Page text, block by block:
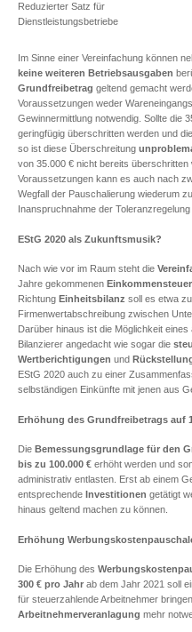
Reduzierter Satz für
Dienstleistungsbetriebe
Im Sinne einer Vereinfachung können
keine weiteren Betriebsausgaben
Grundfreibetrag geltend gemacht
Voraussetzungen weder
Gewinnermittlung notwendig. Sollte die
geringfügig überschritten werden und
so ist diese Überschreitung
von 35.000 € nicht bereits
Voraussetzungen kann es auch nach
Wegfall der Pauschalierung wiederum
Inanspruchnahme der Toleranzregelung
EStG 2020 als Zukunftsmusik?
Nach wie vor im Raum steht die
Jahre gekommenen
Richtung Einheitsbilanz soll es etwa
Firmenwertabschreibung zwischen
Darüber hinaus ist die Möglichkeit
Bilanzierer angedacht wie sogar die
Wertberichtigungen und
EStG 2020 auch zu einer
selbständigen Einkünfte mit jenen aus
Erhöhung des Grundfreibetrags auf
Die Bemessungsgrundlage für den
bis zu 100.000 € erhöht werden und
administrativ entlasten. Erst ab einem
entsprechende Investitionen getätigt
hinaus geltend machen zu können.
Erhöhung
Die Erhöhung des
300 € pro Jahr ab dem Jahr 2021 soll
für steuerzahlende Arbeitnehmer
Arbeitnehmerveranlagung mehr